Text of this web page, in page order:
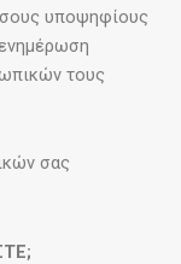
υποψηφίους
τους
σας